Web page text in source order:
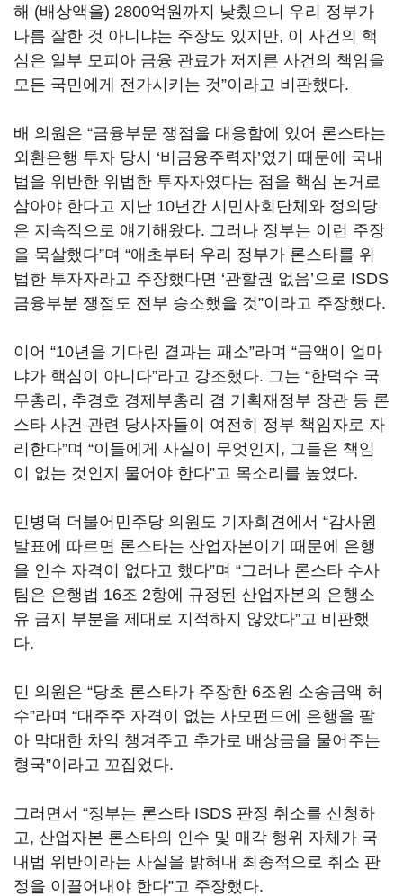
해 (배상액을) 2800억원까지 낮췄으니 우리 정부가
나름 잘한 것 아니냐는 주장도 있지만, 이 사건의 핵
심은 일부 모피아 금융 관료가 저지른 사건의 책임을
모든 국민에게 전가시키는 것”이라고 비판했다.
배 의원은 “금융부문 쟁점을 대응함에 있어 론스타는
외환은행 투자 당시 ‘비금융주력자’였기 때문에 국내
법을 위반한 위법한 투자자였다는 점을 핵심 논거로
삼아야 한다고 지난 10년간 시민사회단체와 정의당
은 지속적으로 얘기해왔다. 그러나 정부는 이런 주장
을 묵살했다”며 “애초부터 우리 정부가 론스타를 위
법한 투자자라고 주장했다면 ‘관할권 없음’으로 ISDS
금융부분 쟁점도 전부 승소했을 것”이라고 주장했다.
이어 “10년을 기다린 결과는 패소”라며 “금액이 얼마
냐가 핵심이 아니다”라고 강조했다. 그는 “한덕수 국
무총리, 추경호 경제부총리 겸 기획재정부 장관 등 론
스타 사건 관련 당사자들이 여전히 정부 책임자로 자
리한다”며 “이들에게 사실이 무엇인지, 그들은 책임
이 없는 것인지 물어야 한다”고 목소리를 높였다.
민병덕 더불어민주당 의원도 기자회견에서 “감사원
발표에 따르면 론스타는 산업자본이기 때문에 은행
을 인수 자격이 없다고 했다”며 “그러나 론스타 수사
팀은 은행법 16조 2항에 규정된 산업자본의 은행소
유 금지 부분을 제대로 지적하지 않았다”고 비판했
다.
민 의원은 “당초 론스타가 주장한 6조원 소송금액 허
수”라며 “대주주 자격이 없는 사모펀드에 은행을 팔
아 막대한 차익 챙겨주고 추가로 배상금을 물어주는
형국”이라고 꼬집었다.
그러면서 “정부는 론스타 ISDS 판정 취소를 신청하
고, 산업자본 론스타의 인수 및 매각 행위 자체가 국
내법 위반이라는 사실을 밝혀내 최종적으로 취소 판
정을 이끌어내야 한다”고 주장했다.